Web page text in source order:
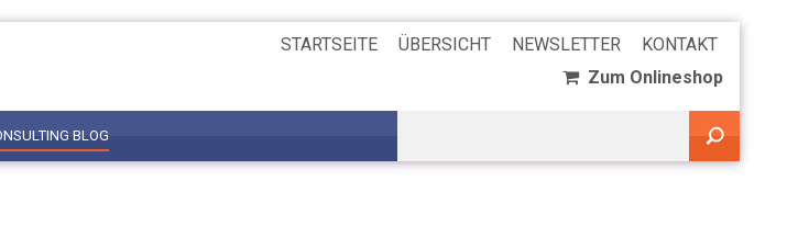
BLOG
STARTSEITE ÜBERSICHT NEWSLETTER
KONTAKT
Zum Onlineshop